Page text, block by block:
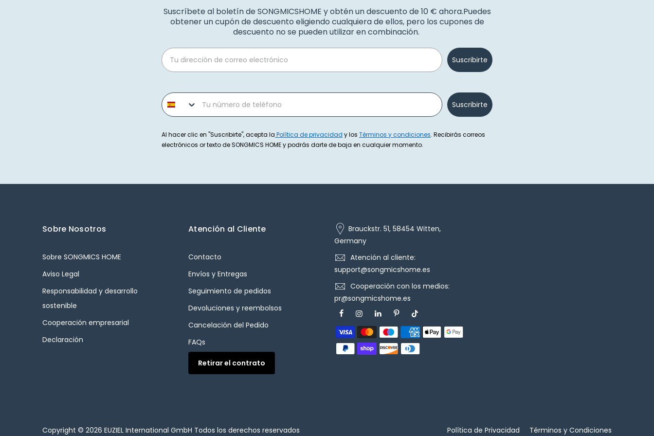
Suscríbete al boletín de SONGMICSHOME y obtén un descuento de 10 € ahora.Puedes
obtener un cupón de descuento eligiendo cualquiera de ellos, pero los cupones de
descuento no se pueden utilizar en combinación.
Email
Suscribirte
Phone number
Suscribirte
Al hacer clic en "Suscribirte", acepta la Política de privacidad y los Términos y condiciones. Recibirás correos
electrónicos or texto de SONGMICS HOME y podrás darte de baja en cualquier momento.
Sobre Nosotros
Sobre SONGMICS HOME
Aviso Legal
Responsabilidad y desarrollo
sostenible
Cooperación empresarial
Declaración
Atención al Cliente
Contacto
Envíos y Entregas
Seguimiento de pedidos
Devoluciones y reembolsos
Cancelación del Pedido
FAQs
Retirar el contrato
Brauckstr. 51, 58454 Witten,
Germany
Atención al cliente:
support@songmicshome.es
Cooperación con los medios:
pr@songmicshome.es
Copyright © 2026 EUZIEL International GmbH Todos los derechos reservados Política de Privacidad Términos y Condiciones